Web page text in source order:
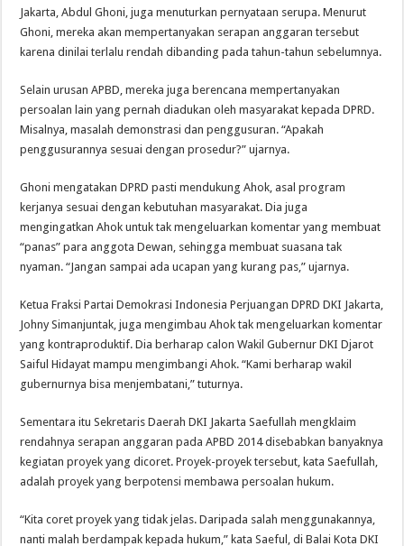
Jakarta, Abdul Ghoni, juga menuturkan pernyataan serupa. Menurut
Ghoni, mereka akan mempertanyakan serapan anggaran tersebut
karena dinilai terlalu rendah dibanding pada tahun-tahun sebelumnya.
Selain urusan APBD, mereka juga berencana mempertanyakan
persoalan lain yang pernah diadukan oleh masyarakat kepada DPRD.
Misalnya, masalah demonstrasi dan penggusuran. “Apakah
penggusurannya sesuai dengan prosedur?” ujarnya.
Ghoni mengatakan DPRD pasti mendukung Ahok, asal program
kerjanya sesuai dengan kebutuhan masyarakat. Dia juga
mengingatkan Ahok untuk tak mengeluarkan komentar yang membuat
“panas” para anggota Dewan, sehingga membuat suasana tak
nyaman. “Jangan sampai ada ucapan yang kurang pas,” ujarnya.
Ketua Fraksi Partai Demokrasi Indonesia Perjuangan DPRD DKI Jakarta,
Johny Simanjuntak, juga mengimbau Ahok tak mengeluarkan komentar
yang kontraproduktif. Dia berharap calon Wakil Gubernur DKI Djarot
Saiful Hidayat mampu mengimbangi Ahok. “Kami berharap wakil
gubernurnya bisa menjembatani,” tuturnya.
Sementara itu Sekretaris Daerah DKI Jakarta Saefullah mengklaim
rendahnya serapan anggaran pada APBD 2014 disebabkan banyaknya
kegiatan proyek yang dicoret. Proyek-proyek tersebut, kata Saefullah,
adalah proyek yang berpotensi membawa persoalan hukum.
“Kita coret proyek yang tidak jelas. Daripada salah menggunakannya,
nanti malah berdampak kepada hukum,” kata Saeful, di Balai Kota DKI